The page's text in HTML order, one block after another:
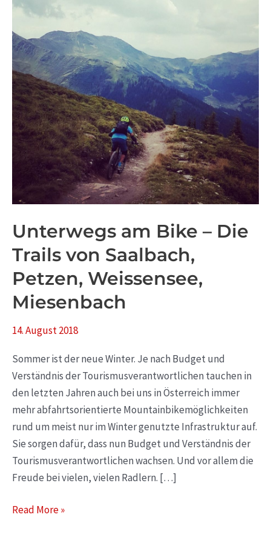
Unterwegs am Bike – Die
Trails von Saalbach,
Petzen, Weissensee,
Miesenbach
14. August 2018
Sommer ist der neue Winter. Je nach Budget und
Verständnis der Tourismusverantwortlichen tauchen in
den letzten Jahren auch bei uns in Österreich immer
mehr abfahrtsorientierte Mountainbikemöglichkeiten
rund um meist nur im Winter genutzte Infrastruktur auf.
Sie sorgen dafür, dass nun Budget und Verständnis der
Tourismusverantwortlichen wachsen. Und vor allem die
Freude bei vielen, vielen Radlern. […]
Trails
von
Saalbach,
Petzen,
Weissensee,
Miesenbach
Read More »